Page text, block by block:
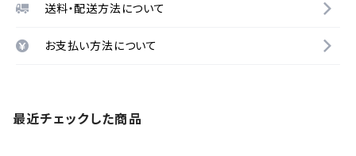
送料・配送方法について
お支払い方法について
最近チェックした商品